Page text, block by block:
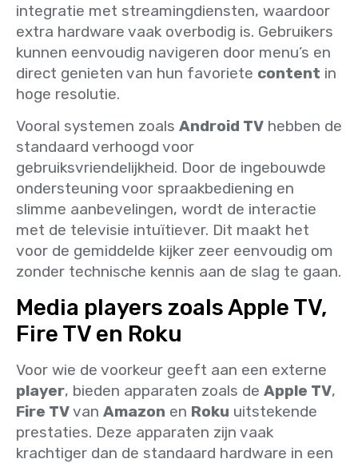
integratie met streamingdiensten, waardoor
extra hardware vaak overbodig is. Gebruikers
kunnen eenvoudig navigeren door menu’s en
direct genieten van hun favoriete content in
hoge resolutie.
Vooral systemen zoals Android TV hebben de
standaard verhoogd voor
gebruiksvriendelijkheid. Door de ingebouwde
ondersteuning voor spraakbediening en
slimme aanbevelingen, wordt de interactie
met de televisie intuïtiever. Dit maakt het
voor de gemiddelde kijker zeer eenvoudig om
zonder technische kennis aan de slag te gaan.
Media players zoals Apple TV,
Fire TV en Roku
Voor wie de voorkeur geeft aan een externe
player, bieden apparaten zoals de Apple TV,
Fire TVvan Amazon en Roku uitstekende
prestaties. Deze apparaten zijn vaak
krachtiger dan de standaard hardware in een